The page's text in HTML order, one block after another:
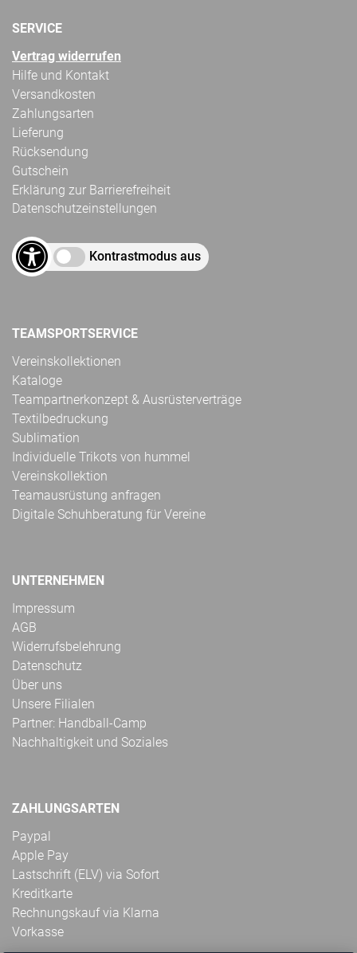
SERVICE
Vertrag widerrufen
Hilfe und Kontakt
Versandkosten
Zahlungsarten
Lieferung
Rücksendung
Gutschein
Erklärung zur Barrierefreiheit
Datenschutzeinstellungen
Kontrastmodus aus
TEAMSPORTSERVICE
Vereinskollektionen
Kataloge
Teampartnerkonzept & Ausrüsterverträge
Textilbedruckung
Sublimation
Individuelle Trikots von hummel
Vereinskollektion
Teamausrüstung anfragen
Digitale Schuhberatung für Vereine
UNTERNEHMEN
Impressum
AGB
Widerrufsbelehrung
Datenschutz
Über uns
Unsere Filialen
Partner: Handball-Camp
Nachhaltigkeit und Soziales
ZAHLUNGSARTEN
Paypal
Apple Pay
Lastschrift (ELV) via Sofort
Kreditkarte
Rechnungskauf via Klarna
Vorkasse